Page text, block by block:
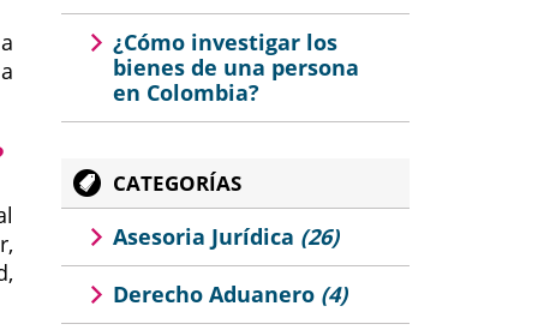
¿Cómo investigar los
bienes de una persona
en Colombia?
CATEGORÍAS
Asesoria Jurídica (26)
Derecho Aduanero (4)